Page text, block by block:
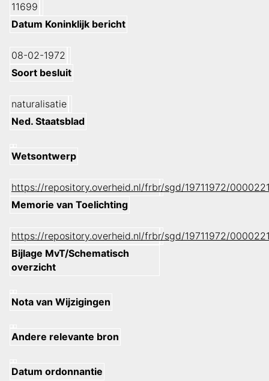
11699
Datum Koninklijk bericht
08-02-1972
Soort besluit
naturalisatie
Ned. Staatsblad
Wetsontwerp
https://repository.overheid.nl/frbr/sgd/19711972/
Memorie van Toelichting
https://repository.overheid.nl/frbr/sgd/19711972/
Bijlage MvT/Schematisch
overzicht
Nota van Wijzigingen
Andere relevante bron
Datum ordonnantie